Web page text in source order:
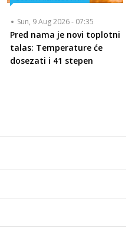
Sun, 9 Aug 2026 - 07:35
Pred nama je novi toplotni
talas: Temperature će
dosezati i 41 stepen